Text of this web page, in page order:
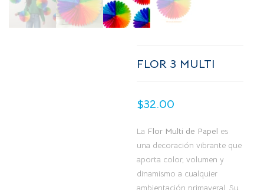
FLOR 3 MULTI
$32.00
La Flor Multi de Papel es
una decoración vibrante que
aporta color, volumen y
dinamismo a cualquier
ambientación primaveral. Su